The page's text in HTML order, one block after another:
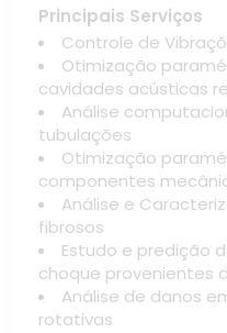
Principais Serviços
Controle de
Otimização
cavidades acústicas
Análise
tubulações
Otimização
componentes
Análise e
fibrosos
Estudo e predição
choque provenientes
Análise de danos
rotativas